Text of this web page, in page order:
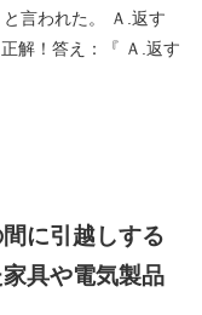
言われた。 Ａ.返す
解！答え：『 Ａ.返す
に引越しする
具や電気製品